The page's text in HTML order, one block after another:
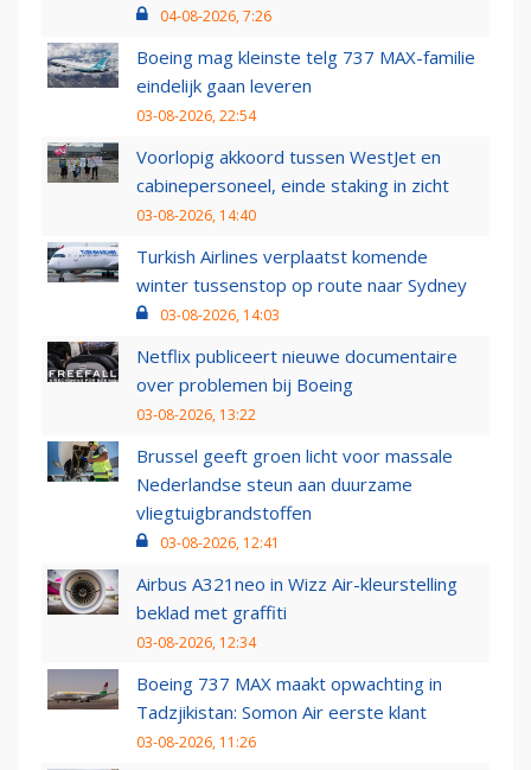
04-08-2026, 7:26
Boeing mag kleinste telg 737 MAX-familie
eindelijk gaan leveren
03-08-2026, 22:54
Voorlopig akkoord tussen WestJet en
cabinepersoneel, einde staking in zicht
03-08-2026, 14:40
Turkish Airlines verplaatst komende
winter tussenstop op route naar Sydney
03-08-2026, 14:03
Netflix publiceert nieuwe documentaire
over problemen bij Boeing
03-08-2026, 13:22
Brussel geeft groen licht voor massale
Nederlandse steun aan duurzame
vliegtuigbrandstoffen
03-08-2026, 12:41
Airbus A321neo in Wizz Air-kleurstelling
beklad met graffiti
03-08-2026, 12:34
Boeing 737 MAX maakt opwachting in
Tadzjikistan: Somon Air eerste klant
03-08-2026, 11:26